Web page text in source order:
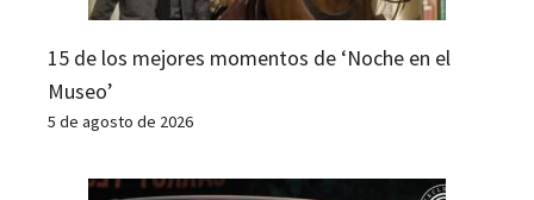
15 de los mejores momentos de ‘Noche en el
Museo’
5 de agosto de 2026